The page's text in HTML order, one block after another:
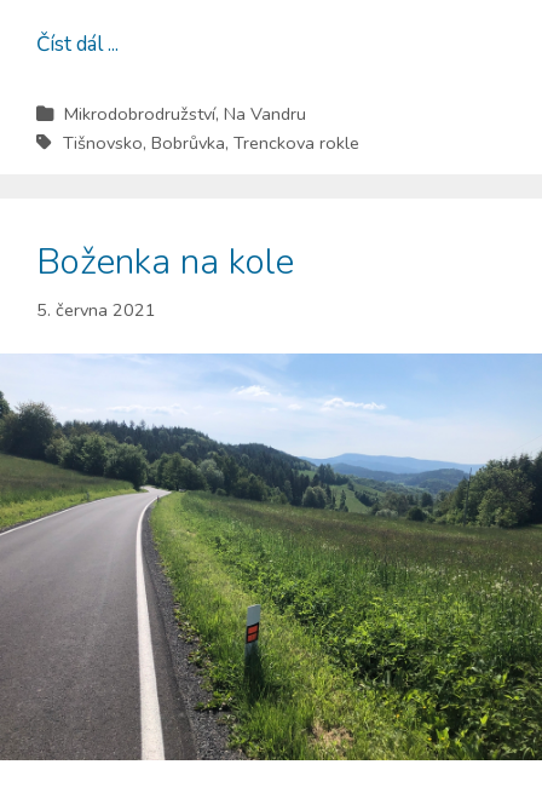
Číst dál ...
Mikrodobrodružství, Na Vandru
Tišnovsko, Bobrůvka, Trenckova rokle
Boženka na kole
5. června 2021